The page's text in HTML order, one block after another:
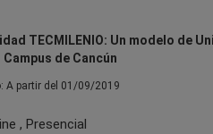
TECMILENIO: Un modelo de
de Cancún
A partir del 01/09/2019
, Presencial